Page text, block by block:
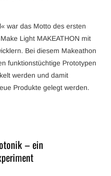
war das Motto des ersten
Light MAKEATHON mit
Bei diesem Makeathon
funktionstüchtige Prototypen
werden und damit
Produkte gelegt werden.
– ein